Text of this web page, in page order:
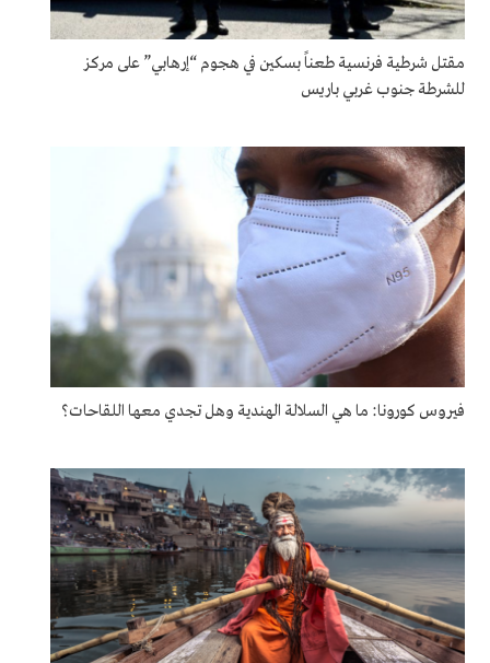
مقتل شرطية فرنسية طعناً بسكين في هجوم “إرهابي” على مركز
للشرطة جنوب غربي باريس
فيروس كورونا: ما هي السلالة الهندية وهل تجدي معها اللقاحات؟